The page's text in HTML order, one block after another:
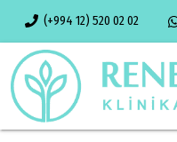
(+994 12) 520 02 02